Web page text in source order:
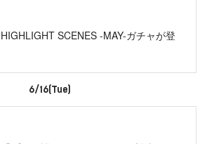
HIGHLIGHT SCENES -MAY-ガチャが登
6/16(Tue)